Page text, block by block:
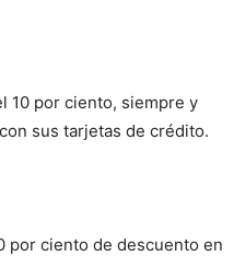
10 por ciento, siempre y
sus tarjetas de crédito.
por ciento de descuento en